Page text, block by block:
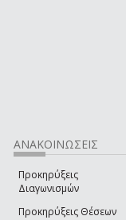
ΑΝΑΚΟΙΝΩΣΕΙΣ
Προκηρύξεις
Διαγωνισμών
Προκηρύξεις Θέσεων